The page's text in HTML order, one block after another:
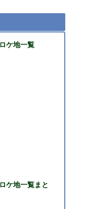
ケ地一覧
ケ地一覧まと